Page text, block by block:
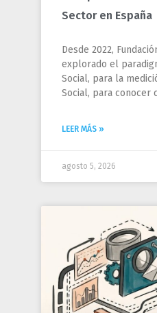
Sector en España
Desde 2022,
explorado el
Social, para la
Social, para conocer
LEER MÁS »
agosto 5, 2026